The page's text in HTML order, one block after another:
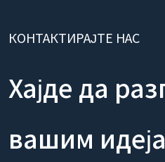
КОНТАКТИРАЈТЕ НАС
Хајде да
вашим